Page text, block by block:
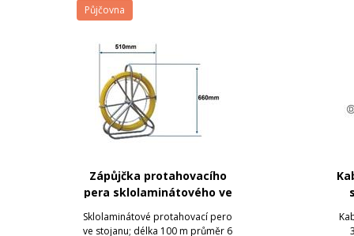
Zápůjčka protahovacího
pera sklolaminátového ve
stojanu 6 mm - 100 m
Sklolaminátové protahovací pero
ve stojanu; délka 100 m průměr 6
Půjčovna